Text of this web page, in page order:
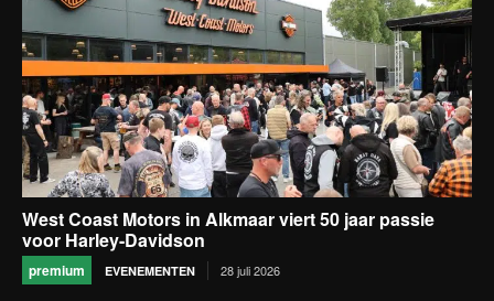
West Coast Motors in Alkmaar viert 50 jaar passie
voor Harley-Davidson
premium EVENEMENTEN 28 juli 2026